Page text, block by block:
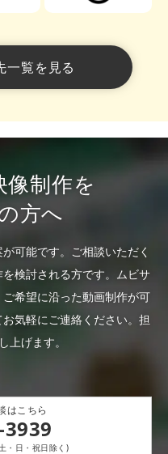
一覧を見る
像制作を
方へ
可能です。
ご相談いただく
検討される方です。
ムビサ
希望に沿った動画制作が可
気軽にご連絡ください。 担
上げます。
はこちら
・日・祝日除く)